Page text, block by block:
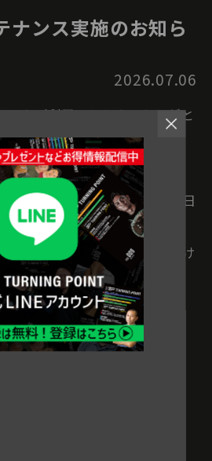
ナンス実施のお知ら
2026.07.06
をご利用いただき、ありがと
ご利用いただくため、下記の日
スを実施いたします。
時的にサイトをご利用いただけ
。
〜16:00